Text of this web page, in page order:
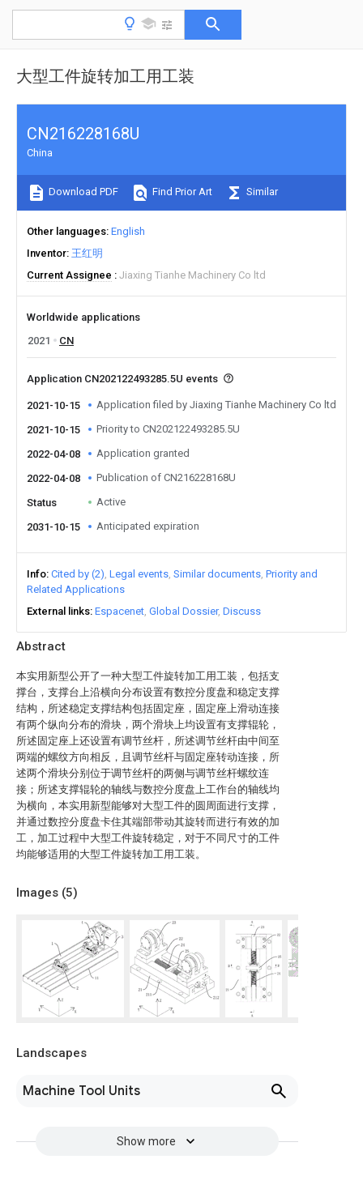
大型工件旋转加工用工装
Abstract
本实用新型公开了一种大型工件旋转加工用工装，包括支
撑台，支撑台上沿横向分布设置有数控分度盘和稳定支撑
结构，所述稳定支撑结构包括固定座，固定座上滑动连接
有两个纵向分布的滑块，两个滑块上均设置有支撑辊轮，
所述固定座上还设置有调节丝杆，所述调节丝杆由中间至
两端的螺纹方向相反，且调节丝杆与固定座转动连接，所
述两个滑块分别位于调节丝杆的两侧与调节丝杆螺纹连
接；所述支撑辊轮的轴线与数控分度盘上工作台的轴线均
为横向，本实用新型能够对大型工件的圆周面进行支撑，
并通过数控分度盘卡住其端部带动其旋转而进行有效的加
工，加工过程中大型工件旋转稳定，对于不同尺寸的工件
均能够适用的大型工件旋转加工用工装。
Images (5)
Landscapes
Machine Tool Units
Show more
CN216228168U
China
Download PDF Find Prior Art Similar
Other languages English
Inventor 王红明
Current Assignee
Jiaxing Tianhe Machinery Co ltd
Worldwide applications
2021
CN
Application CN202122493285.5U events
2021-10-15 Application filed by Jiaxing Tianhe Machinery Co ltd
2021-10-15 Priority to CN202122493285.5U
2022-04-08 Application granted
2022-04-08 Publication of CN216228168U
Status Active
2031-10-15 Anticipated expiration
Info Cited by (2) Legal events Similar documents Priority and
Related Applications
External links Espacenet Global Dossier Discuss